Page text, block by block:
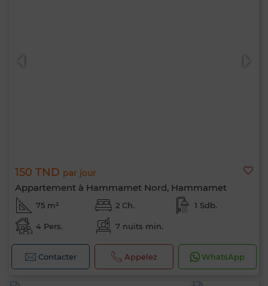
150 TND par jour
Appartement à Hammamet Nord, Hammamet
75 m² 2 Ch. 1 Sdb.
4 Pers. 7 nuits min.
Contacter Appelez WhatsApp